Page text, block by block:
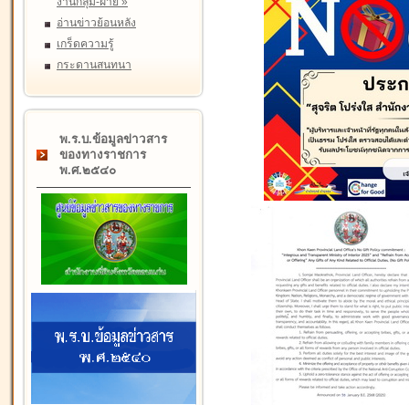
อ่านข่าวย้อนหลัง
เกร็ดความรู้
กระดานสนทนา
พ.ร.บ.ข้อมูลข่าวสาร
ของทางราชการ
พ.ศ.๒๕๔๐